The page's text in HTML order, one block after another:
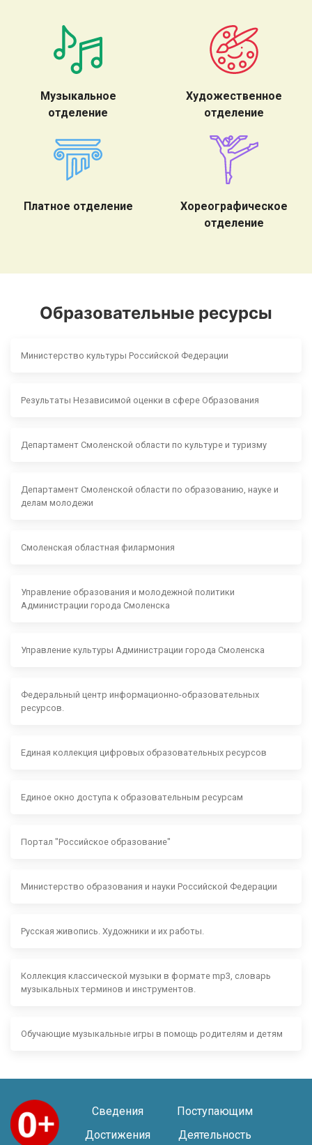
Музыкальное
отделение
Художественное
отделение
Платное отделение
Хореографическое
отделение
Образовательные ресурсы
Министерство культуры Российской Федерации
Результаты Независимой оценки в сфере Образования
Департамент Смоленской области по культуре и туризму
Департамент Смоленской области по образованию, науке и
делам молодежи
Смоленская областная филармония
Управление образования и молодежной политики
Администрации города Смоленска
Управление культуры Администрации города Смоленска
Федеральный центр информационно-образовательных
ресурсов.
Единая коллекция цифровых образовательных ресурсов
Единое окно доступа к образовательным ресурсам
Портал "Российское образование"
Министерство образования и науки Российской Федерации
Русская живопись. Художники и их работы.
Коллекция классической музыки в формате mp3, словарь
музыкальных терминов и инструментов.
Обучающие музыкальные игры в помощь родителям и детям
Сведения
Поступающим
Достижения
Деятельность